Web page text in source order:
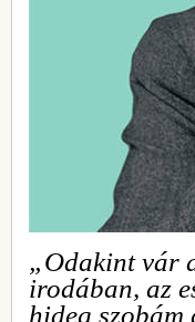
„Odakint vár
irodában, az
hideg szobám